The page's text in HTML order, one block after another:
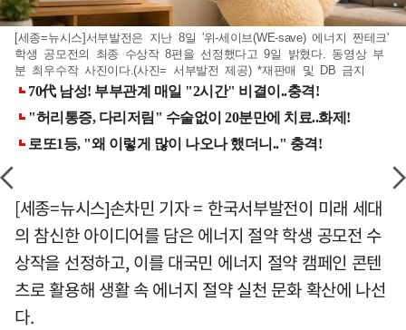
[세종=뉴시스]서부발전은 지난 8일 '위-세이브(WE-save) 에너지 짠테크'
학생 공모전의 최종 수상작 8편을 선정했다고 9일 밝혔다. 동영상 부
분 최우수작 사진이다.(사진= 서부발전 제공) *재판매 및 DB 금지
[세종=뉴시스]손차민 기자 = 한국서부발전이 미래 세대
의 참신한 아이디어를 담은 에너지 절약 학생 공모전 수
상작을 선정하고, 이를 대국민 에너지 절약 캠페인 콘텐
츠로 활용해 생활 속 에너지 절약 실천 문화 확산에 나선
다.